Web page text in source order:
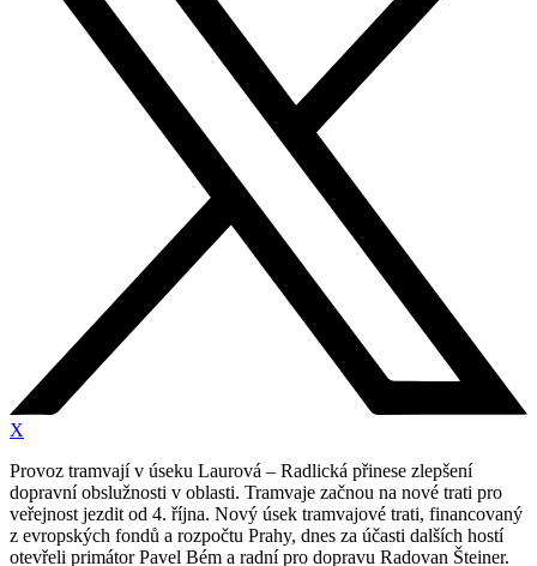
X
Provoz tramvají v úseku Laurová – Radlická přinese zlepšení
dopravní obslužnosti v oblasti. Tramvaje začnou na nové trati pro
veřejnost jezdit od 4. října. Nový úsek tramvajové trati, financovaný
z evropských fondů a rozpočtu Prahy, dnes za účasti dalších hostí
otevřeli primátor Pavel Bém a radní pro dopravu Radovan Šteiner.